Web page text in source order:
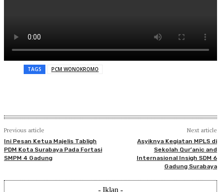
TAGS PCM WONOKROMO
Previous article
Ini Pesan Ketua Majelis Tabligh
PDM Kota Surabaya Pada Fortasi
SMPM 4 Gadung
Next article
Asyiknya Kegiatan MPLS di
Sekolah Qur’anic and
Internasional Insigh SDM 6
Gadung Surabaya
- Iklan -